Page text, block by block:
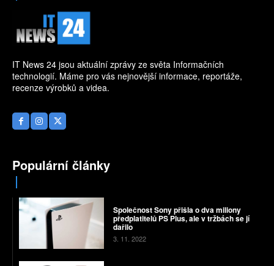
IT News 24 jsou aktuální zprávy ze světa Informačních
technologií. Máme pro vás nejnovější informace, reportáže,
recenze výrobků a videa.
Populární články
Společnost Sony přišla o dva miliony
předplatitelů PS Plus, ale v tržbách se jí
dařilo
3. 11. 2022